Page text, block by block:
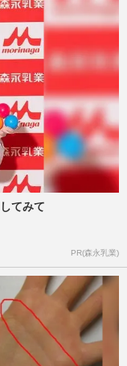
てみて
PR(森永乳業)